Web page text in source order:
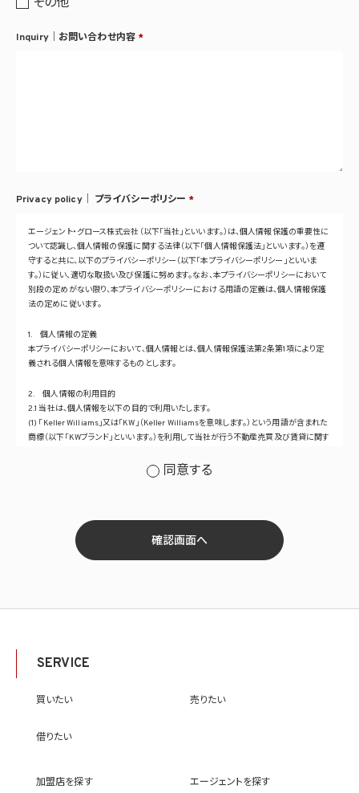
その他
Inquiry｜お問い合わせ内容 *
Privacy policy｜ プライバシーポリシー *
エージェント・グロース株式会社（以下「当社」といいます。）は、個人情報保護の重要性に
ついて認識し、個人情報の保護に関する法律（以下「個人情報保護法」といいます。）を遵
守すると共に、以下のプライバシーポリシー（以下「本プライバシーポリシー」といいま
す。）に従い、適切な取扱い及び保護に努めます。なお、本プライバシーポリシーにおいて
別段の定めがない限り、本プライバシーポリシーにおける用語の定義は、個人情報保護
法の定めに従います。
1. 個人情報の定義
本プライバシーポリシーにおいて、個人情報とは、個人情報保護法第2条第1項により定
義される個人情報を意味するものとします。
2. 個人情報の利用目的
2.1 当社は、個人情報を以下の目的で利用いたします。
(1) 「Keller Williams」又は「KW」（Keller Williamsを意味します。）という用語が含まれた
商標（以下「KWブランド」といいます。）を利用して当社が行う不動産売買及び賃貸に関す
(2) 当社サービス及び当社がKWブランドのライセンスを行う対象となる事業者（サブラ
(3) 当社の商品、サービス等のご案内のため
(4) 当社サービスに関する当社の規約、ポリシー等（以下「規約等」といいます。）に違反す
る行為に対する対応のため
(7) ①KWブランドのライセンサー（以下「KWライセンサー」といいます。）、②KWブランド
ため。なお、KWエージェントとは、KW加盟店の業務に従事する個人を意味します。また、
(8) 当社サービスを介して販売等が行われる物件に関する情報について、当社、KWライ
(9) 雇用管理及び社内手続のため（役職員の個人情報について）、並びに人材採用活動
情報を当社又はKWライセンサーが運営するウェブサイト（当社又はKWライセンサーか
同意する
確認画面へ
SERVICE
買いたい 売りたい
借りたい
加盟店を探す エージェントを探す